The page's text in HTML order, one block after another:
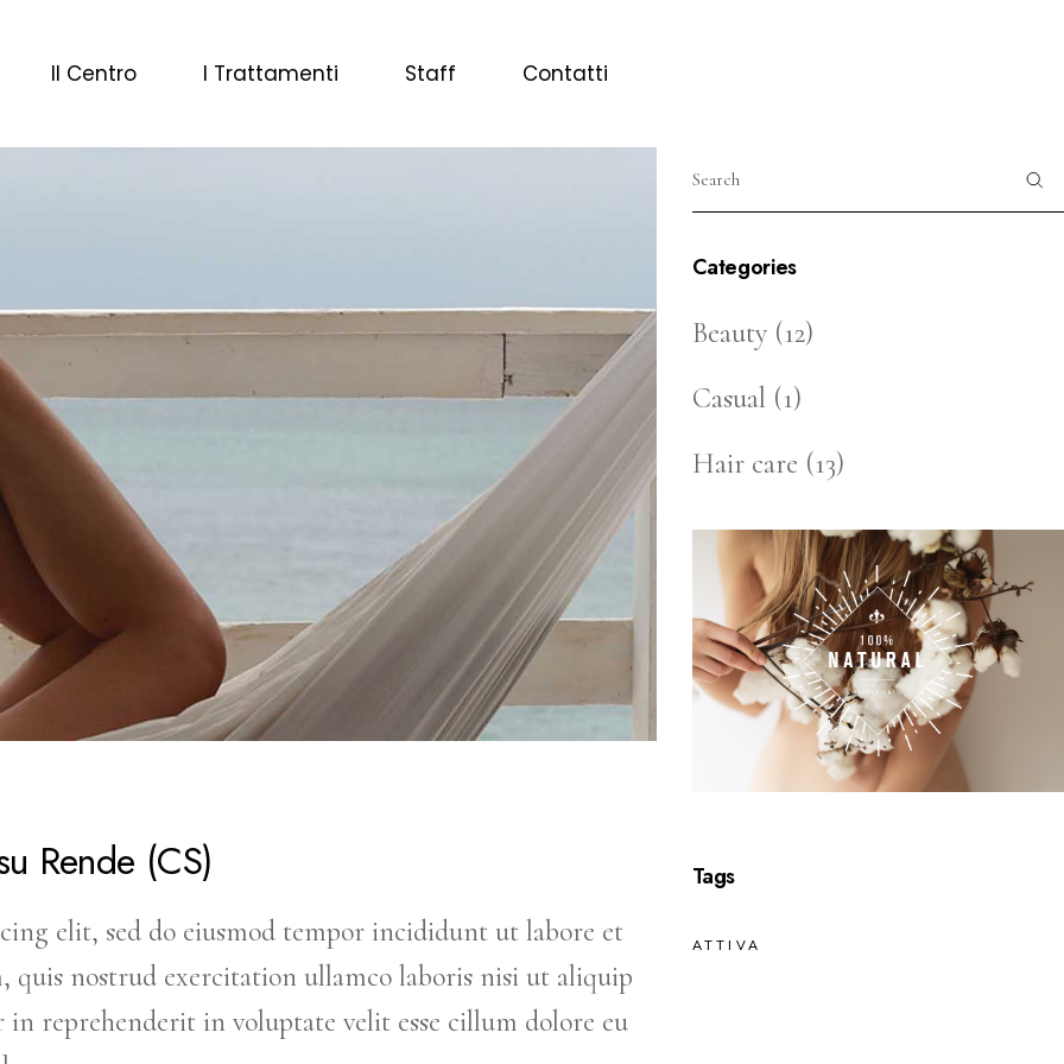
Il Centro I Trattamenti Staff Contatti
Rende (CS)
elit, sed do eiusmod tempor incididunt ut labore et
nostrud exercitation ullamco laboris nisi ut aliquip
reprehenderit in voluptate velit esse cillum dolore eu
Categories
Beauty(12)
Casual (1)
Hair care (13)
Tags
ATTIVA